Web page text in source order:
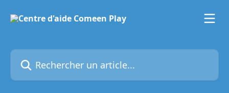
Rechercher un article...